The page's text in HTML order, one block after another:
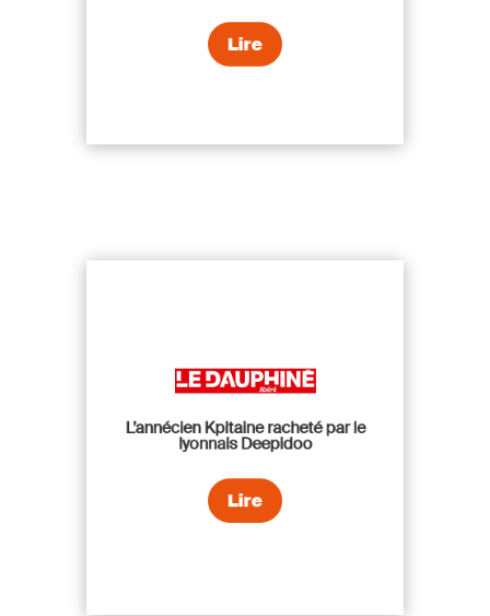
Lire
L’annécien Kpitaine racheté par le
lyonnais Deepidoo
Lire